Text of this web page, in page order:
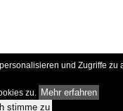
und Zugriffe
zu. Mehr erfahren
stimme zu